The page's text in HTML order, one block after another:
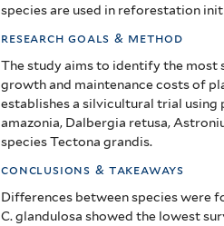
species are used in reforestation
research goals & method
The study aims to identify the most
growth and maintenance costs of
establishes a silvicultural trial using
amazonia, Dalbergia retusa,
species Tectona grandis.
conclusions & takeaways
Differences between species were
C. glandulosa showed the lowest